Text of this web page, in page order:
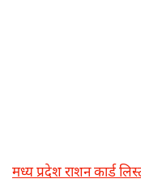
मध्य प्रदेश राशन कार्ड